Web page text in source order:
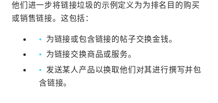
他们进一步将链接垃圾的示例定义为为排名目的购买
或销售链接。这包括：
为链接或包含链接的帖子交换金钱。
为链接交换商品或服务。
发送某人产品以换取他们对其进行撰写并包
含链接。